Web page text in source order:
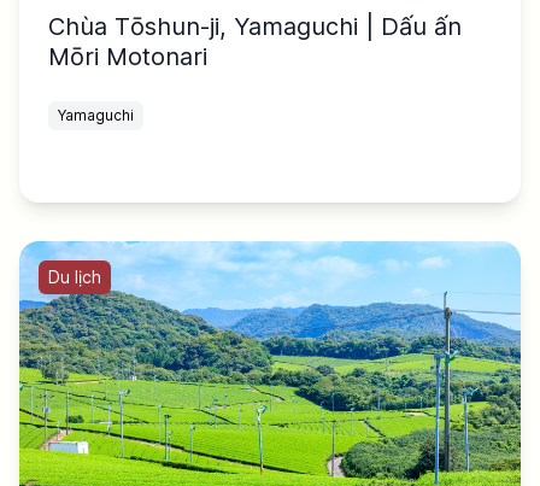
Chùa Tōshun-ji, Yamaguchi | Dấu ấn
Mōri Motonari
Yamaguchi
Du lịch